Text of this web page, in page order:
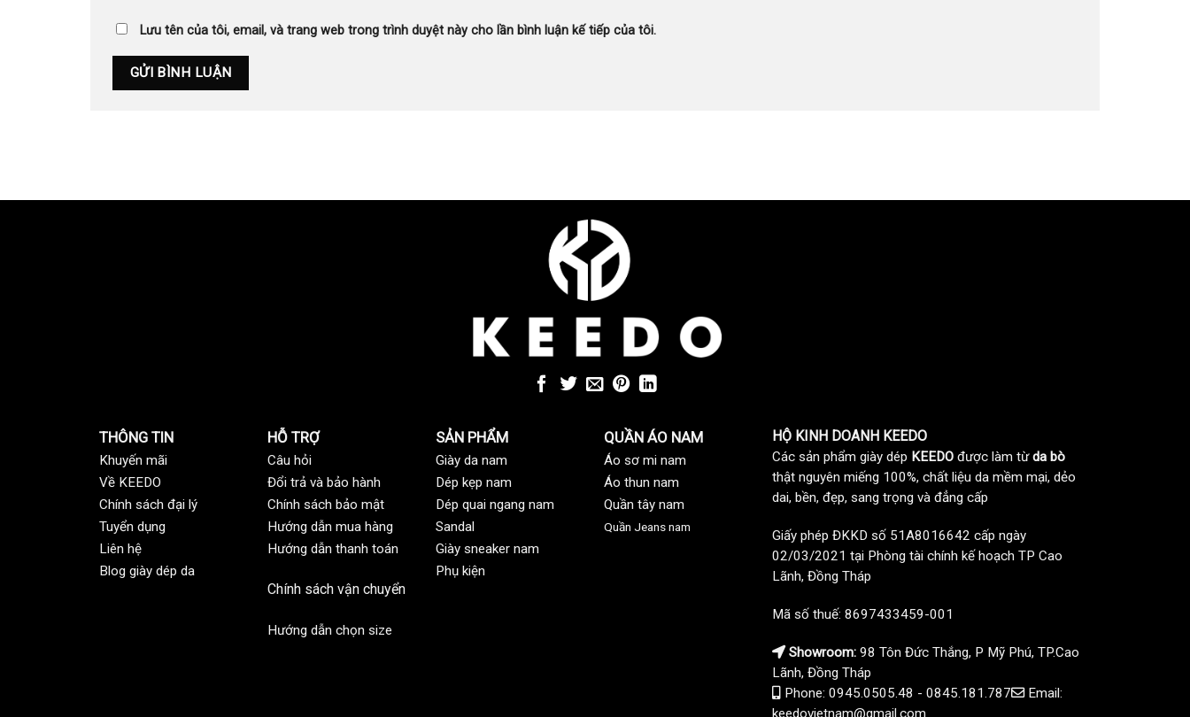
Lưu tên của tôi, email, và trang web trong trình duyệt này cho lần bình luận kế tiếp của tôi.
THÔNG TIN
Khuyến mãi
Về KEEDO
Chính sách đại lý
Tuyển dụng
Liên hệ
Blog giày dép da
HỖ TRỢ
Câu hỏi
Đổi trả và bảo hành
Chính sách bảo mật
Hướng dẫn mua hàng
Hướng dẫn thanh toán
Chính sách vận chuyển
Hướng dẫn chọn size
SẢN PHẨM
Giày da nam
Dép kẹp nam
Dép quai ngang nam
Sandal
Giày sneaker nam
Phụ kiện
QUẦN ÁO NAM
Áo sơ mi nam
Áo thun nam
Quần tây nam
Quần Jeans nam
HỘ KINH DOANH KEEDO
Các sản phẩm giày dép KEEDO được làm từda bò
thật nguyên miếng 100%, chất liệu da mềm mại, dẻo
dai, bền, đẹp, sang trọng và đẳng cấp
Giấy phép ĐKKD số 51A8016642 cấp ngày
02/03/2021 tại Phòng tài chính kế hoạch TP Cao
Lãnh, Đồng Tháp
Mã số thuế: 8697433459-001
Showroom: 98 Tôn Đức Thắng, P Mỹ Phú, TP.Cao
Lãnh, Đồng Tháp
Phone: 0945.0505.48 - 0845.181.787
Email:
keedovietnam@gmail.com